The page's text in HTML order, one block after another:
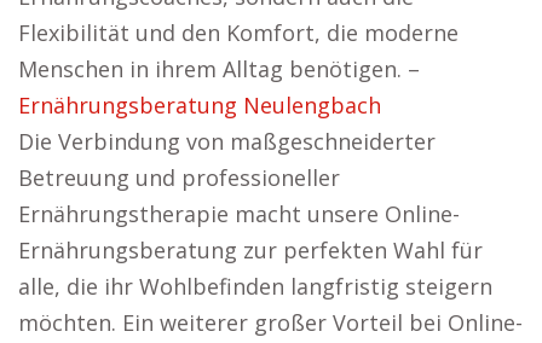
Flexibilität und den Komfort, die moderne
Menschen in ihrem Alltag benötigen. –
Ernährungsberatung Neulengbach
Die Verbindung von maßgeschneiderter
Betreuung und professioneller
Ernährungstherapie macht unsere Online-
Ernährungsberatung zur perfekten Wahl für
alle, die ihr Wohlbefinden langfristig steigern
möchten. Ein weiterer großer Vorteil bei Online-